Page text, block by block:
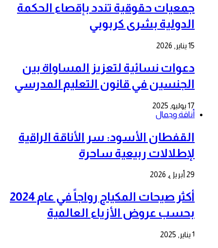
جمعيات حقوقية تندد بإقصاء الحكمة
الدولية بشرى كربوبي
15 يناير, 2026
دعوات نسائية لتعزيز المساواة بين
الجنسين في قانون التعليم المدرسي
17 يوليو, 2025
أناقة وجمال
القفطان الأسود: سر الأناقة الراقية
لإطلالات ربيعية ساحرة
29 أبريل, 2026
أكثر صيحات المكياج رواجاً في عام 2024
بحسب عروض الأزياء العالمية
1 يناير, 2025